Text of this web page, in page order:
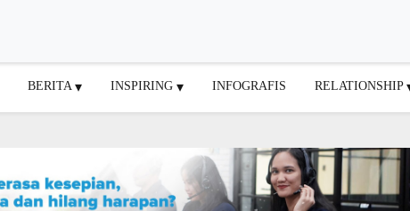
BERITA INSPIRING INFOGRAFIS RELATIONSHIP